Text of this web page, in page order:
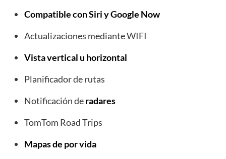
Compatible con Siri y Google Now
Actualizaciones mediante WIFI
Vista vertical u horizontal
Planificador de rutas
Notificación deradares
TomTom Road Trips
Mapas de por vida